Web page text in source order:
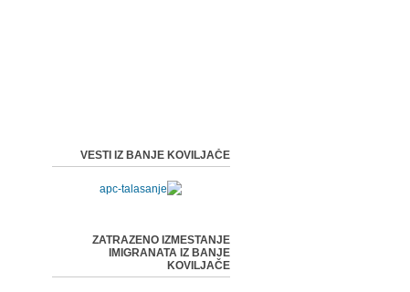
VESTI IZ BANJE KOVILJAČE
ZATRAZENO IZMESTANJE
IMIGRANATA IZ BANJE
KOVILJAČE